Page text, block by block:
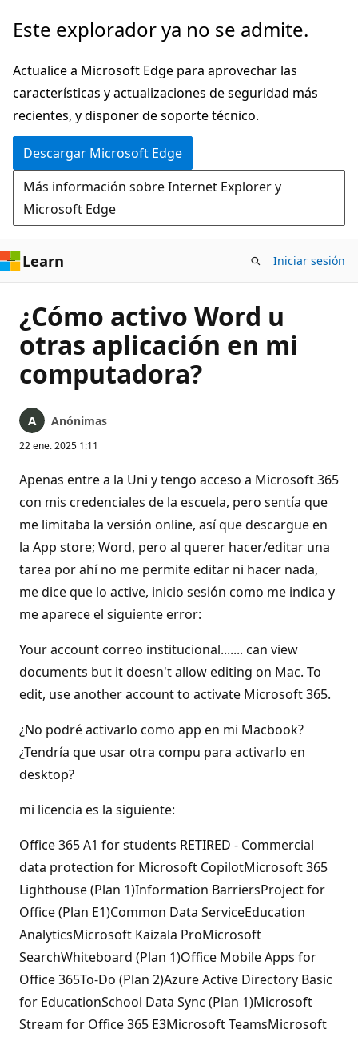
Ir
contenido
principal
Este explorador ya no se admite.
Actualice a Microsoft Edge para aprovechar las
características y actualizaciones de seguridad más
recientes, y disponer de soporte técnico.
Descargar Microsoft Edge
Más información sobre Internet Explorer y
Microsoft Edge
Learn Iniciar sesión
¿Cómo activo Word u
otras aplicación en mi
computadora?
Anónimas
22 ene. 2025 1:11
Apenas entre a la Uni y tengo acceso a Microsoft 365
con mis credenciales de la escuela, pero sentía que
me limitaba la versión online, así que descargue en
la App store; Word, pero al querer hacer/editar una
tarea por ahí no me permite editar ni hacer nada,
me dice que lo active, inicio sesión como me indica y
me aparece el siguiente error:
Your account correo institucional....... can view
documents but it doesn't allow editing on Mac. To
edit, use another account to activate Microsoft 365.
¿No podré activarlo como app en mi Macbook?
¿Tendría que usar otra compu para activarlo en
desktop?
mi licencia es la siguiente:
Office 365 A1 for students RETIRED - Commercial
data protection for Microsoft CopilotMicrosoft 365
Lighthouse (Plan 1)Information BarriersProject for
Office (Plan E1)Common Data ServiceEducation
AnalyticsMicrosoft Kaizala ProMicrosoft
SearchWhiteboard (Plan 1)Office Mobile Apps for
Office 365To-Do (Plan 2)Azure Active Directory Basic
for EducationSchool Data Sync (Plan 1)Microsoft
Stream for Office 365 E3Microsoft TeamsMicrosoft